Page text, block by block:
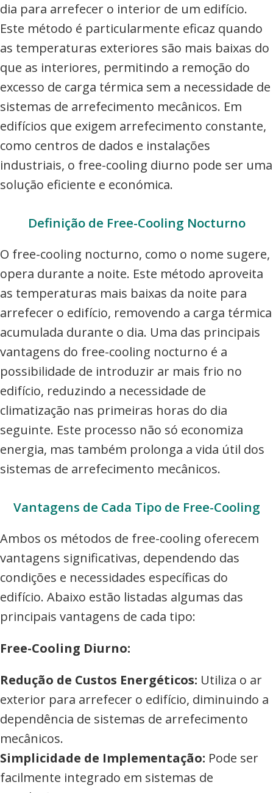
dia para arrefecer o interior de um edifício.
Este método é particularmente eficaz quando
as temperaturas exteriores são mais baixas do
que as interiores, permitindo a remoção do
excesso de carga térmica sem a necessidade de
sistemas de arrefecimento mecânicos. Em
edifícios que exigem arrefecimento constante,
como centros de dados e instalações
industriais, o free-cooling diurno pode ser uma
solução eficiente e económica.
Definição de Free-Cooling Nocturno
O free-cooling nocturno, como o nome sugere,
opera durante a noite. Este método aproveita
as temperaturas mais baixas da noite para
arrefecer o edifício, removendo a carga térmica
acumulada durante o dia. Uma das principais
vantagens do free-cooling nocturno é a
possibilidade de introduzir ar mais frio no
edifício, reduzindo a necessidade de
climatização nas primeiras horas do dia
seguinte. Este processo não só economiza
energia, mas também prolonga a vida útil dos
sistemas de arrefecimento mecânicos.
Vantagens de Cada Tipo de Free-Cooling
Ambos os métodos de free-cooling oferecem
vantagens significativas, dependendo das
condições e necessidades específicas do
edifício. Abaixo estão listadas algumas das
principais vantagens de cada tipo:
Free-Cooling Diurno:
Redução de Custos Energéticos: Utiliza o ar
exterior para arrefecer o edifício, diminuindo a
dependência de sistemas de arrefecimento
mecânicos.
Simplicidade de Implementação: Pode ser
facilmente integrado em sistemas de